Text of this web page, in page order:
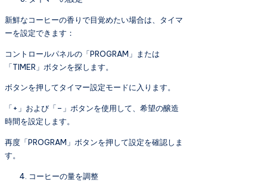
新鮮なコーヒーの香りで目覚めたい場合は、タイマ
ーを設定できます：
コントロールパネルの「PROGRAM」または
「TIMER」ボタンを探します。
ボタンを押してタイマー設定モードに入ります。
「+」および「–」ボタンを使用して、希望の醸造
時間を設定します。
再度「PROGRAM」ボタンを押して設定を確認しま
す。
コーヒーの量を調整